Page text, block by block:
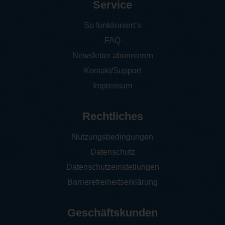
Service
So funktioniert‘s
FAQ
Newsletter abonnieren
Kontakt/Support
Impressum
Rechtliches
Nutzungsbedingungen
Datenschutz
Datenschutzeinstellungen
Barrierefreiheitserklärung
Geschäftskunden